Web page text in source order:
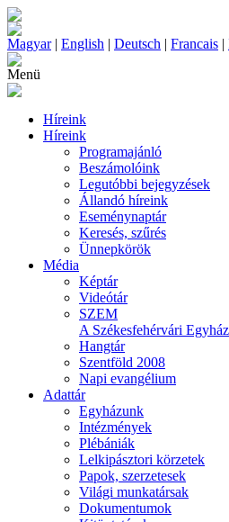
Magyar| English | Deutsch | Francais |
Menü
Híreink
Híreink
Programajánló
Beszámolóink
Legutóbbi bejegyzések
Állandó híreink
Eseménynaptár
Keresés, szűrés
Ünnepkörök
Média
Képtár
Videótár
SZEM
A Székesfehérvári
Hangtár
Szentföld 2008
Napi evangélium
Adattár
Egyházunk
Intézmények
Plébániák
Lelkipásztori körzetek
Papok, szerzetesek
Világi munkatársak
Dokumentumok